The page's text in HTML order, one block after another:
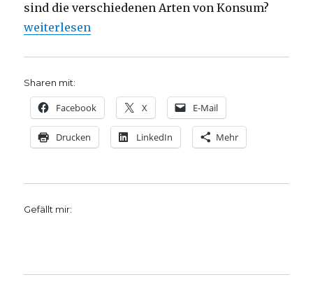
sind die verschiedenen Arten von Konsum?
„Fragen zum Thema Konsum – aus einer
weiterlesen
Sharen mit:
Facebook X E-Mail
Drucken LinkedIn Mehr
Gefällt mir: